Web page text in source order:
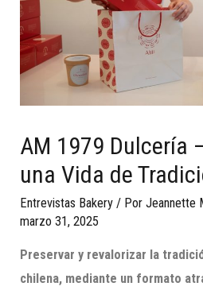
AM 1979 Dulcería
una Vida de
Entrevistas Bakery / PorJeannette
marzo 31, 2025
Preservar y revalorizar la
chilena, mediante un formato